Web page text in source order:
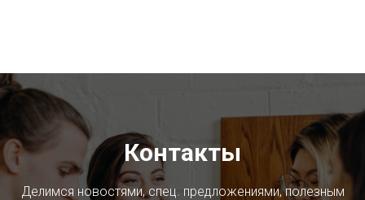
Контакты
Делимся новостями, спец. предложениями, полезным